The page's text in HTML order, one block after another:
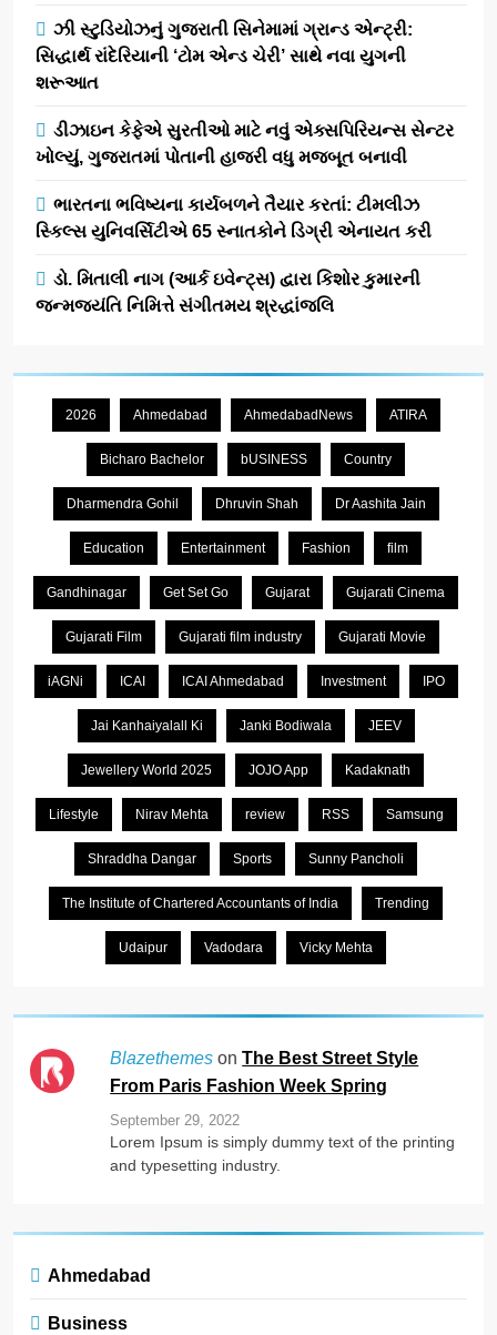
ઝી સ્ટુડિયોઝનું ગુજરાતી સિનેમામાં ગ્રાન્ડ એન્ટ્રી:
સિદ્ધાર્થ રાંદેરિયાની ‘ટોમ એન્ડ ચેરી’ સાથે નવા યુગની
શરૂઆત
ડીઝાઇન કેફેએ સુરતીઓ માટે નવું એક્સપિરિયન્સ સેન્ટર
ખોલ્યું, ગુજરાતમાં પોતાની હાજરી વધુ મજબૂત બનાવી
ભારતના ભવિષ્યના કાર્યબળને તૈયાર કરતાં: ટીમલીઝ
સ્કિલ્સ યુનિવર્સિટીએ 65 સ્નાતકોને ડિગ્રી એનાયત કરી
ડો. મિતાલી નાગ (આર્ક ઇવેન્ટ્સ) દ્વારા કિશોર કુમારની
જન્મજયંતિ નિમિત્તે સંગીતમય શ્રદ્ધાંજલિ
2026 Ahmedabad AhmedabadNews ATIRA
Bicharo Bachelor bUSINESS Country
Dharmendra Gohil Dhruvin Shah Dr Aashita Jain
Education Entertainment Fashion film
Gandhinagar Get Set Go Gujarat Gujarati Cinema
Gujarati Film Gujarati film industry Gujarati Movie
iAGNi ICAI ICAI Ahmedabad Investment IPO
Jai Kanhaiyalall Ki Janki Bodiwala JEEV
Jewellery World 2025 JOJO App Kadaknath
Lifestyle Nirav Mehta review RSS Samsung
Shraddha Dangar Sports Sunny Pancholi
The Institute of Chartered Accountants of India Trending
Udaipur Vadodara Vicky Mehta
Blazethemes onThe Best Street Style
From Paris Fashion Week Spring
September 29, 2022
Lorem Ipsum is simply dummy text of the printing
and typesetting industry.
Ahmedabad
Business